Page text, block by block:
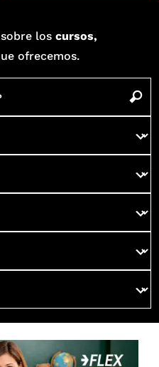
loscursos,
ofrecemos.